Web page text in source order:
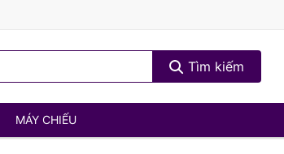
Tìm kiếm
MÁY CHIẾU